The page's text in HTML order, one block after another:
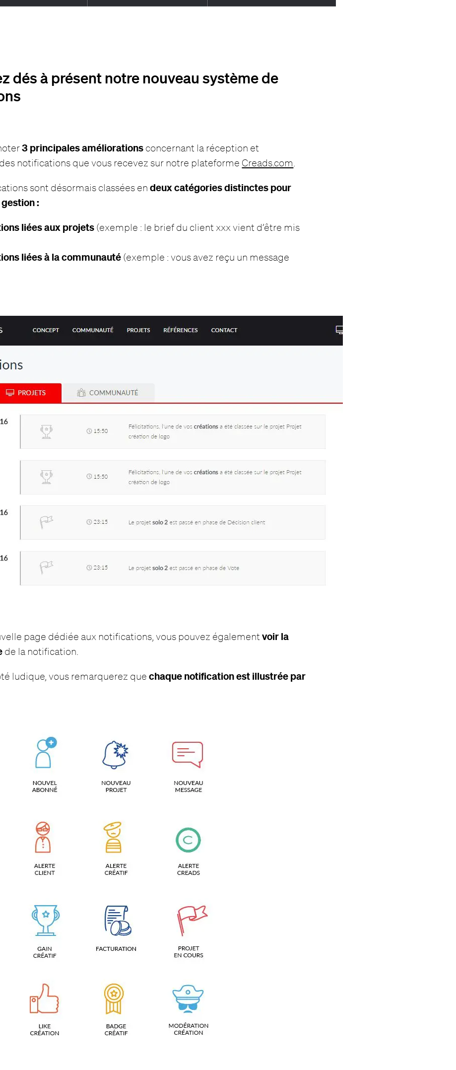
dés à présent notre nouveau système de
3 principales améliorations concernant la réception et
notifications que vous recevez sur notre plateforme Creads.com
sont désormais classées endeux catégories distinctes pour
:
liées aux projets (exemple : le brief du client xxx vient d’être mis
liées à la communauté (exemple : vous avez reçu un message
page dédiée aux notifications, vous pouvez égalementvoir la
de la notification.
ludique, vous remarquerez quechaque notification est illustrée par